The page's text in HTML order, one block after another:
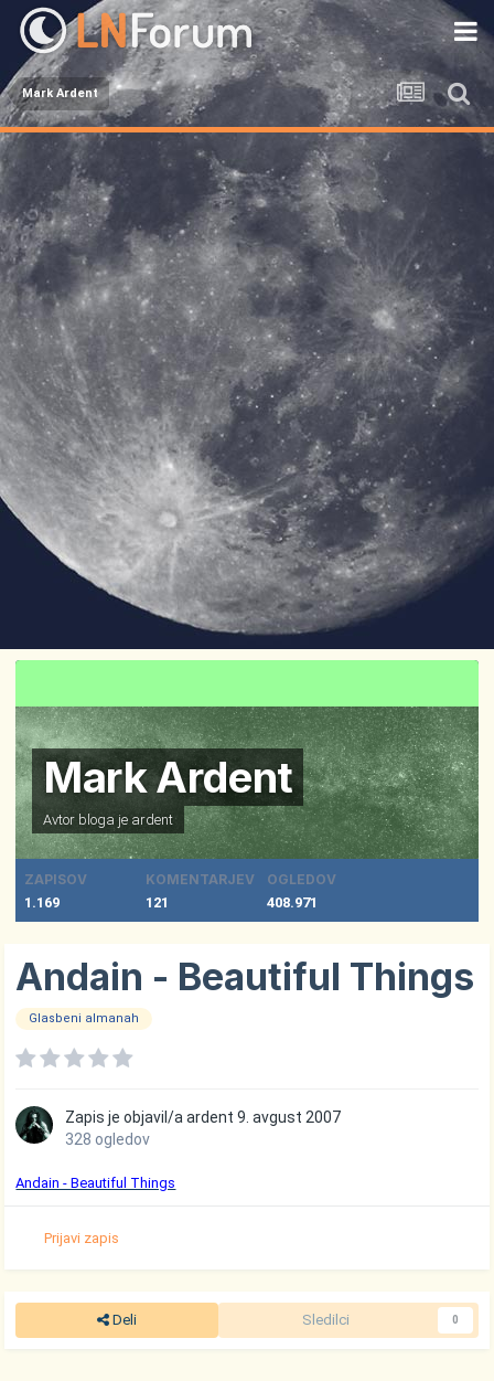
Mark Ardent
Mark Ardent
Avtor bloga je ardent
ZAPISOV
1.169
KOMENTARJEV
121
OGLEDOV
408.971
Andain - Beautiful Things
Glasbeni almanah
Zapis je objavil/aardent 9. avgust 2007
328 ogledov
Andain - Beautiful Things
Prijavi zapis
Deli Sledilci 0